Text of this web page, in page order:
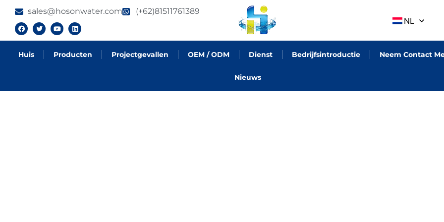
sales@hosonwater.com (+62)81511761389
NL
Huis Producten Projectgevallen OEM / ODM Dienst Bedrijfsintroductie Neem Contact
Nieuws